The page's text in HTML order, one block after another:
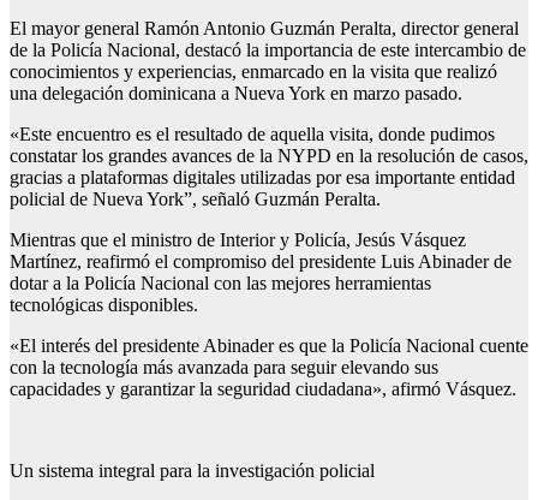
El mayor general Ramón Antonio Guzmán Peralta, director general
de la Policía Nacional, destacó la importancia de este intercambio de
conocimientos y experiencias, enmarcado en la visita que realizó
una delegación dominicana a Nueva York en marzo pasado.
«Este encuentro es el resultado de aquella visita, donde pudimos
constatar los grandes avances de la NYPD en la resolución de casos,
gracias a plataformas digitales utilizadas por esa importante entidad
policial de Nueva York”, señaló Guzmán Peralta.
Mientras que el ministro de Interior y Policía, Jesús Vásquez
Martínez, reafirmó el compromiso del presidente Luis Abinader de
dotar a la Policía Nacional con las mejores herramientas
tecnológicas disponibles.
«El interés del presidente Abinader es que la Policía Nacional cuente
con la tecnología más avanzada para seguir elevando sus
capacidades y garantizar la seguridad ciudadana», afirmó Vásquez.
Un sistema integral para la investigación policial